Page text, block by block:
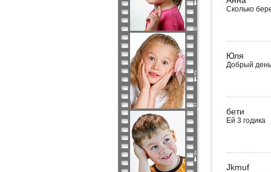
Сколько
Юля
Добрый
бети
Ей 3 годика
Jkmuf